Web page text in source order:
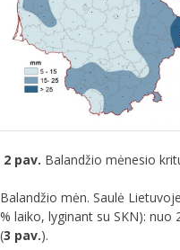
2 pav. Balandžio mėnesio
Balandžio mėn. Saulė
% laiko, lyginant su SKN): nuo
(3 pav.).